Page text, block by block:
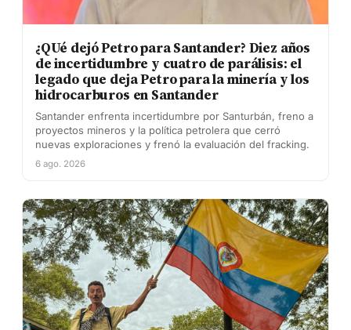
¿QUé dejó Petro para Santander? Diez años
de incertidumbre y cuatro de parálisis: el
legado que deja Petro para la minería y los
hidrocarburos en Santander
Santander enfrenta incertidumbre por Santurbán, freno a
proyectos mineros y la política petrolera que cerró
nuevas exploraciones y frenó la evaluación del fracking.
6 ago. 2026